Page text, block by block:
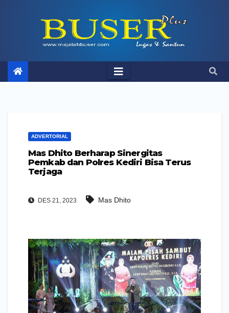
ADVERTORIAL
Mas Dhito Berharap Sinergitas
Pemkab dan Polres Kediri Bisa Terus
Terjaga
DES 21, 2023 Mas Dhito